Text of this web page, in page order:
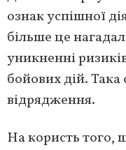
ознак успішної
більше це
уникненні
бойових дій.
відрядження.
На користь того,